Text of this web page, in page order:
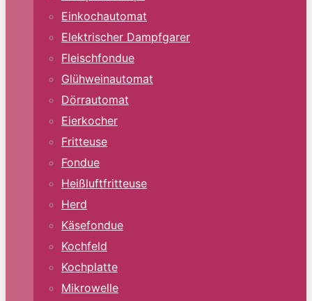
Einkochautomat
Elektrischer Dampfgarer
Fleischfondue
Glühweinautomat
Dörrautomat
Eierkocher
Fritteuse
Fondue
Heißluftfritteuse
Herd
Käsefondue
Kochfeld
Kochplatte
Mikrowelle